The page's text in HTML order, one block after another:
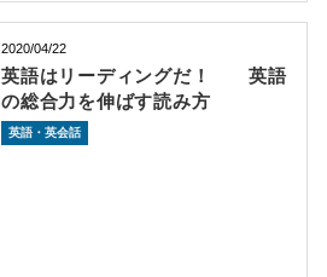
2020/04/22
英語はリーディングだ！ 英語
の総合力を伸ばす読み方
英語・英会話